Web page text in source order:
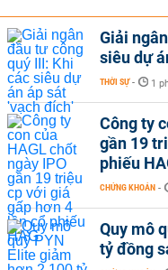
Giải
siêu dự
THỜI SỰ - 1
Công ty
gần 19
phiếu
CHỨNG KHOÁN -
Quy mô
tỷ đồng